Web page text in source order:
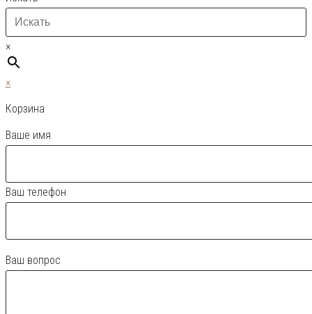
×
×
Корзина
Ваше имя
Ваш телефон
Ваш вопрос